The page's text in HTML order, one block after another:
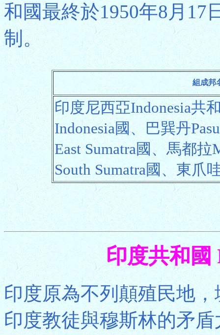
和國最終於1950年8月17
制。
組成邦
印度尼西亞Indonesia共
Indonesia國、巴巽丹
East Sumatra國、馬都
South Sumatra國、東爪
印度共和國
印度原為不列顛殖民地
印度教徒與穆斯林的矛